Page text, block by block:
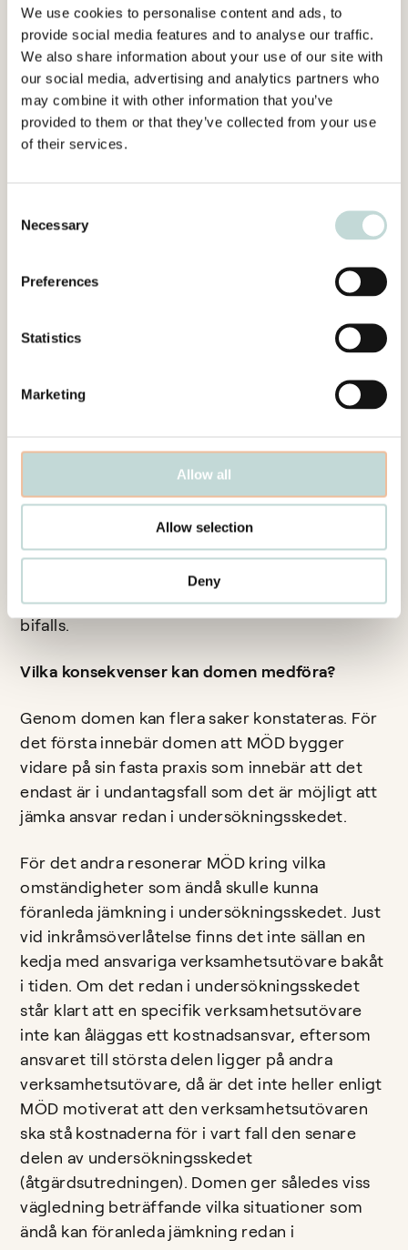
We use cookies to personalise content and ads, to
provide social media features and to analyse our traffic.
We also share information about your use of our site with
our social media, advertising and analytics partners who
may combine it with other information that you’ve
provided to them or that they’ve collected from your use
of their services.
Selection
Necessary
Preferences
Statistics
Marketing
Allow all
Allow selection
Deny
att förelägga den verksamhetsutövaren att
bekosta en åtgärdsutredning. I detta fall anser
MÖD emellertid att det inte är uteslutet att
Bolaget A kommer att få bära ansvar för
avhjälpandekostnaderna. Därmed är det
motiverat att avvakta med jämkning till dess att
Vad gäller åtgärdsutredningen konstaterar
av de avslutande delarna av
MÖD anser att för att kunna avstå från att
utföra en åtgärdsutredning ska det i princip
krävas att det står klart att det inte finns någon
risk för spridning av förorening och att det
konstateras att det inte finns några
avhjälpandeåtgärder som är miljömässigt
motiverade och rimliga från kostnadssynpunkt.
MÖD konstaterar att så inte är fallet i den
föreliggande situationen och att Länsstyrelsens
föreläggande om åtgärdsutredning kan anses
motiverat, varvid Länsstyrelsens överklagande
bifalls.
Vilka konsekvenser kan domen medföra?
Genom domen kan flera saker konstateras. För
det första innebär domen att MÖD bygger
vidare på sin fasta praxis som innebär att det
endast är i undantagsfall som det är möjligt att
jämka ansvar redan i undersökningsskedet.
För det andra resonerar MÖD kring vilka
omständigheter som ändå skulle kunna
föranleda jämkning i undersökningsskedet. Just
vid inkråmsöverlåtelse finns det inte sällan en
kedja med ansvariga verksamhetsutövare bakåt
i tiden. Om det redan i undersökningsskedet
står klart att en specifik verksamhetsutövare
inte kan åläggas ett kostnadsansvar, eftersom
ansvaret till största delen ligger på andra
verksamhetsutövare, då är det inte heller enligt
MÖD motiverat att den verksamhetsutövaren
ska stå kostnaderna för i vart fall den senare
delen av undersökningsskedet
(åtgärdsutredningen). Domen ger således viss
vägledning beträffande vilka situationer som
ändå kan föranleda jämkning redan i